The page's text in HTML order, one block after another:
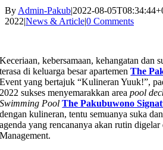
ByAdmin-Pakub|2022-08-
2022|News & Article|0 Comments
Keceriaan, kebersamaan, kehangatan dan
terasa di keluarga besar apartemenThe
Event yang bertajuk “Kulineran Yuuk!”,
2022 sukses menyemarakkan areapool
Swimming Pool The Pakubuwono
dengan kulineran, tentu semuanya suka
agenda yang rencananya akan rutin
Management.